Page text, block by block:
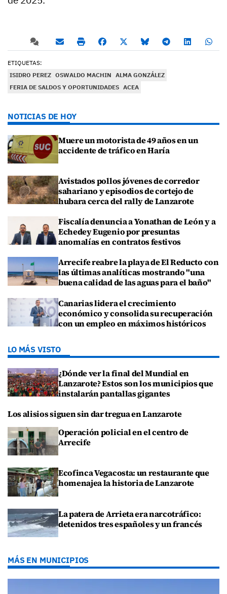
ETIQUETAS:
ISIDRO PEREZ OSWALDO MACHIN ALMA GONZÁLEZ
FERIA DE SALDOS Y OPORTUNIDADES ACEA
NOTICIAS DE HOY
Muere un motorista de 49 años en un
accidente de tráfico en Haría
Avistados pollos jóvenes de corredor
sahariano y episodios de cortejo de
hubara cerca del rally de Lanzarote
Fiscalía denuncia a Yonathan de León y a
Echedey Eugenio por presuntas
anomalías en contratos festivos
Arrecife reabre la playa de El Reducto con
las últimas analíticas mostrando "una
buena calidad de las aguas para el baño"
Canarias lidera el crecimiento
económico y consolida su recuperación
con un empleo en máximos históricos
LO MÁS VISTO
¿Dónde ver la final del Mundial en
Lanzarote? Estos son los municipios que
instalarán pantallas gigantes
Los alisios siguen sin dar tregua en Lanzarote
Operación policial en el centro de
Arrecife
Ecofinca Vegacosta: un restaurante que
homenajea la historia de Lanzarote
La patera de Arrieta era narcotráfico:
detenidos tres españoles y un francés
MÁS EN MUNICIPIOS